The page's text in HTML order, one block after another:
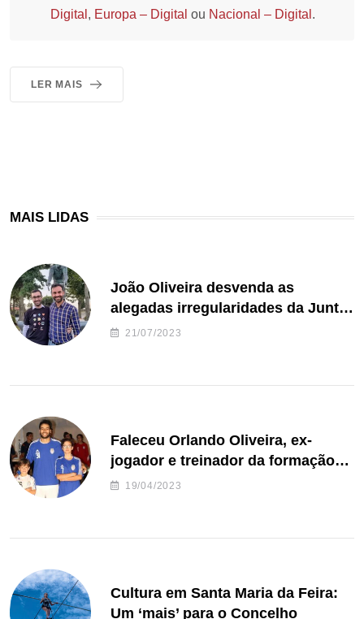
Digital , Europa – Digital ou Nacional – Digital .
LER MAIS
MAIS LIDAS
João Oliveira desvenda as
alegadas irregularidades da Junta
de Freguesia S. João de Ver
21/07/2023
Faleceu Orlando Oliveira, ex-
jogador e treinador da formação
de andebol do Feirense
19/04/2023
Cultura em Santa Maria da Feira:
Um ‘mais’ para o Concelho